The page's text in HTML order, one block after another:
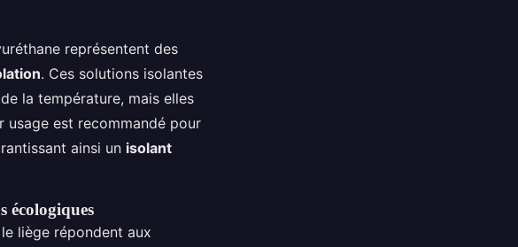
représentent des
. Ces solutions isolantes
la température, mais elles
usage est recommandé pour
ainsi un isolant
écologiques
liège répondent aux